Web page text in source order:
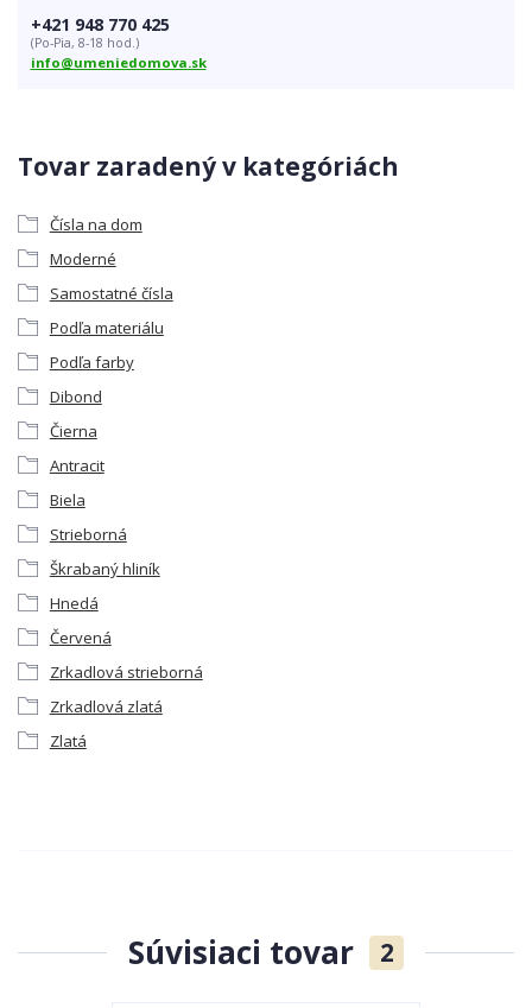
Tovar zaradený v kategóriách
Čísla na dom
Moderné
Samostatné čísla
Podľa materiálu
Podľa farby
Dibond
Čierna
Antracit
Biela
Strieborná
Škrabaný hliník
Hnedá
Červená
Zrkadlová strieborná
Zrkadlová zlatá
Zlatá
+421 948 770 425
(Po-Pia, 8-18 hod.)
info@umeniedomova.sk
Súvisiaci tovar 2